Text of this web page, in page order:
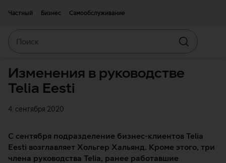
Частный
Бизнес Самообслуживание
Искать
Изменения в руководстве
Telia Eesti
4. сентября 2020
С сентября подразделение бизнес-клиентов Telia
Eesti возглавляет Хольгер Хальянд. Кроме этого, три
члена руководства Telia, ранее работавшие